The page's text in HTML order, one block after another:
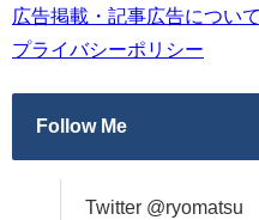
広告掲載・記事広告について
プライバシーポリシー
Follow Me
Twitter @ryomatsu